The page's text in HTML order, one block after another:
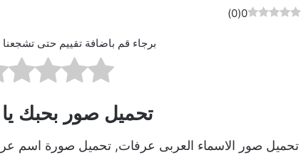
0
(
0
)
برجاء قم باضافة تقييم حتى تشجعنا
تحميل صور بحبك
تحميل صور الاسماء العربى عرفات, تحميل صورة اسم